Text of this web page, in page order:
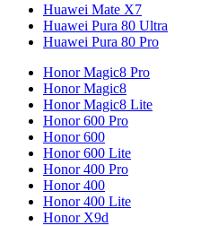
Huawei Mate X7
Huawei Pura 80 Ultra
Huawei Pura 80 Pro
Honor Magic8 Pro
Honor Magic8
Honor Magic8 Lite
Honor 600 Pro
Honor 600
Honor 600 Lite
Honor 400 Pro
Honor 400
Honor 400 Lite
Honor X9d